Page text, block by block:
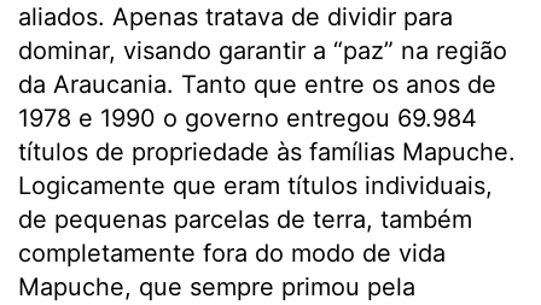
aliados. Apenas tratava de dividir para
dominar, visando garantir a “paz” na região
da Araucania. Tanto que entre os anos de
1978 e 1990 o governo entregou 69.984
títulos de propriedade às famílias Mapuche.
Logicamente que eram títulos individuais,
de pequenas parcelas de terra, também
completamente fora do modo de vida
Mapuche, que sempre primou pela